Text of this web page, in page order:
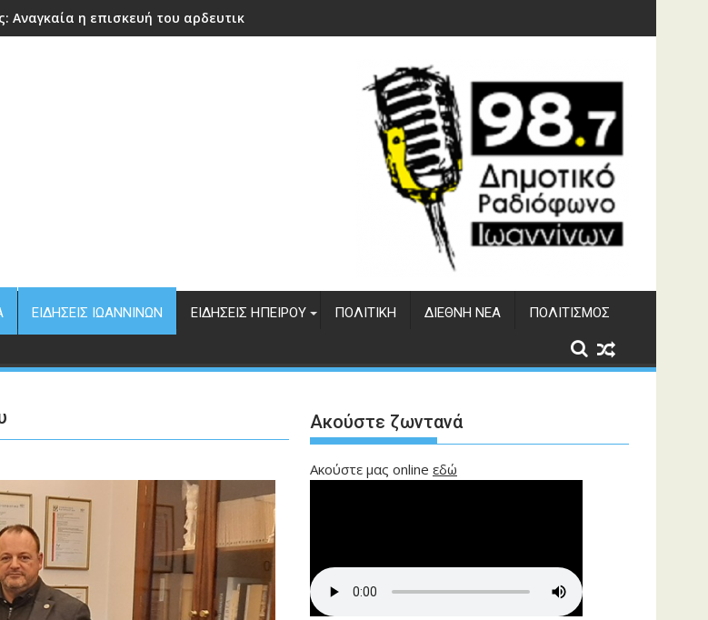
Αναγκαία η επισκευή του αρδευτικού φράγματος Αώου
ΕΙΔΉΣΕΙΣ ΙΩΑΝΝΊΝΩΝ ΕΙΔΉΣΕΙΣ ΗΠΕΊΡΟΥ ΠΟΛΙΤΙΚΉ ΔΙΕΘΝΉ ΝΈΑ ΠΟΛΙΤΙΣΜΌΣ
Ακούστε ζωντανά
Ακούστε μας online εδώ